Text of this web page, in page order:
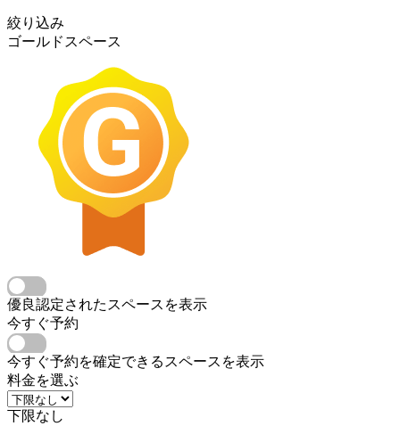
絞り込み
ゴールドスペース
優良認定されたスペースを表示
今すぐ予約
今すぐ予約を確定できるスペースを表示
料金を選ぶ
下限なし